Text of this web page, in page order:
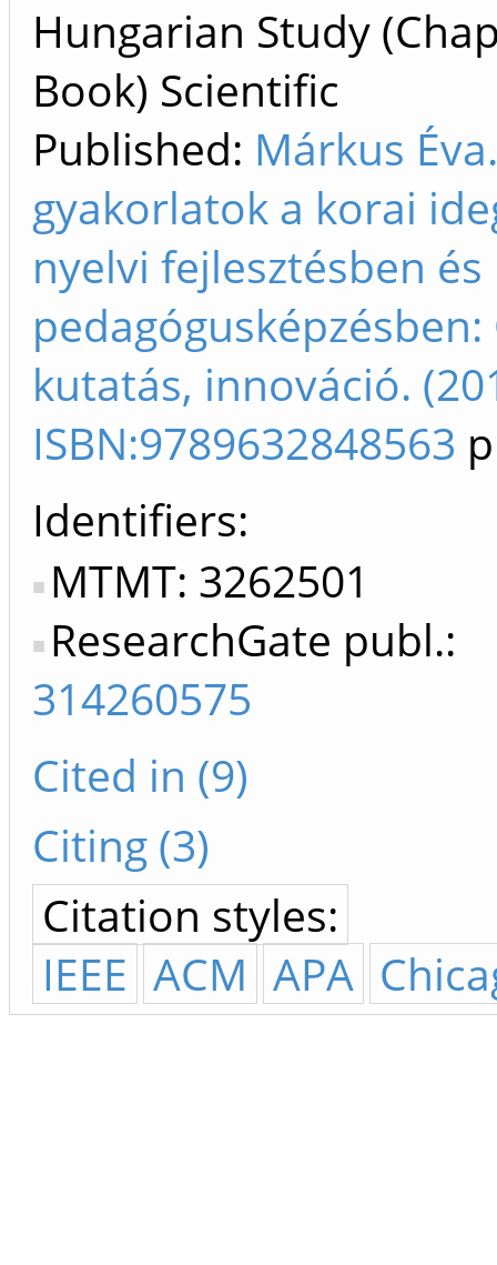
Hungarian Study
Book) Scientific
Published: Márkus
gyakorlatok a korai
nyelvi fejlesztésben és
kutatás, innováció.
ISBN:9789632848563
Identifiers
MTMT: 3262501
ResearchGate publ.:
314260575
Cited in (9)
Citing (3)
Citation styles:
IEEE ACM APA